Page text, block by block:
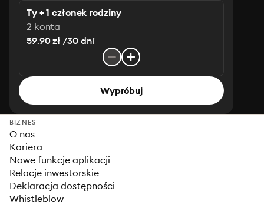
Ty + 1 członek rodziny
2 konta
59.90 zł /30 dni
Wypróbuj
BIZNES
O nas
Kariera
Nowe funkcje aplikacji
Relacje inwestorskie
Deklaracja dostępności
Whistleblow